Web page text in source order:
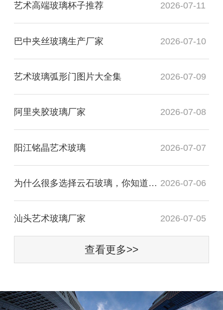
艺术高端玻璃杯子推荐 2026-07-11
巴中夹丝玻璃生产厂家 2026-07-10
艺术玻璃弧形门图片大全集 2026-07-09
阿里夹胶玻璃厂家 2026-07-08
阳江铭晶艺术玻璃 2026-07-07
为什么很多选择云石玻璃，你知道有什么用处吗？ 2026-07-06
汕头艺术玻璃厂家 2026-07-05
查看更多>>